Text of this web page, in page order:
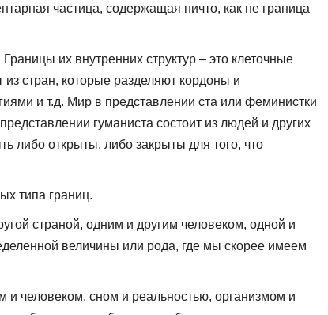
частица, содержащая ничто, как не граница
их внутренних структур – это клеточные
стран, которые разделяют кордоны и
и т.д. Мир в представлении ста или феминистки
гуманиста состоит из людей и других
либо открыты, либо закрыты для того, что
типа границ.
страной, одним и другим человеком, одной и
величины или рода, где мы скорее имеем
человеком, сном и реальностью, организмом и